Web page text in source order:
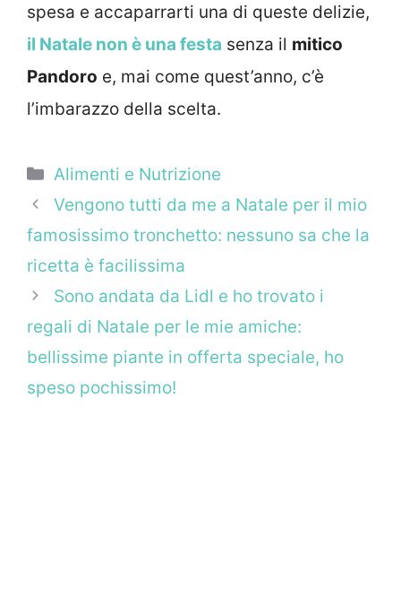
spesa e accaparrarti una di queste delizie,
il Natale non è una festa senza il mitico
Pandoro e, mai come quest’anno, c’è
l’imbarazzo della scelta.
Categorie
Alimenti e Nutrizione
Vengono tutti da me a Natale per il mio
famosissimo tronchetto: nessuno sa che la
ricetta è facilissima
Sono andata da Lidl e ho trovato i
regali di Natale per le mie amiche:
bellissime piante in offerta speciale, ho
speso pochissimo!